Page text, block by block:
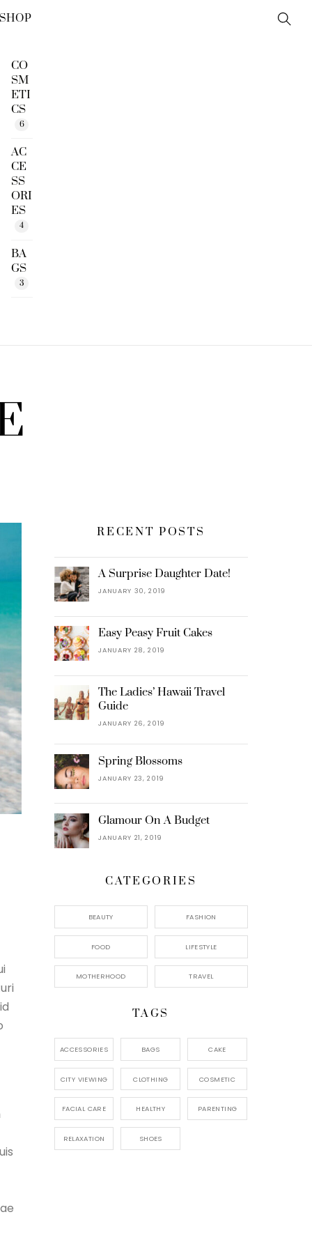
SHOP
CO
SM
ETI
CS
6
AC
CE
SS
ORI
ES
4
BA
GS
3
RECENT POSTS
A Surprise Daughter Date!
JANUARY 30, 2019
Easy Peasy Fruit Cakes
JANUARY 28, 2019
The Ladies’ Hawaii Travel
Guide
JANUARY 26, 2019
Spring Blossoms
JANUARY 23, 2019
Glamour On A Budget
JANUARY 21, 2019
CATEGORIES
BEAUTY FASHION
FOOD LIFESTYLE
MOTHERHOOD TRAVEL
TAGS
ACCESSORIES BAGS CAKE
CITY VIEWING CLOTHING COSMETIC
FACIAL CARE HEALTHY PARENTING
RELAXATION SHOES